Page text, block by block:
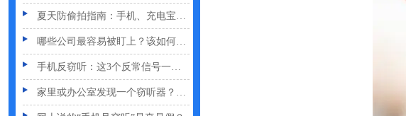
夏天防偷拍指南：手机、充电宝都能改装
哪些公司最容易被盯上？该如何反窃听
手机反窃听：这3个反常信号一定要关注
家里或办公室发现一个窃听器？别大意
网上说的“手机号窃听”是真是假？